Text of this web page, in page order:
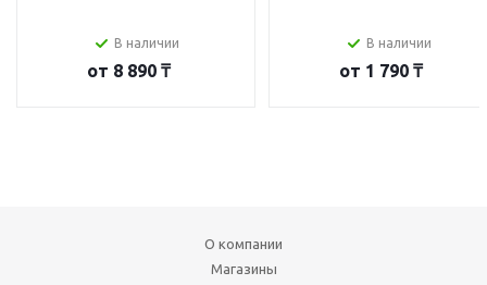
В наличии
от 8 890 ₸
В наличии
от 1 790 ₸
О компании
Магазины